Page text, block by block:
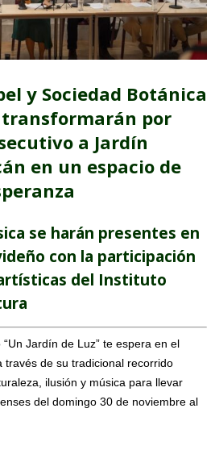
y Sociedad Botánica
transformarán por
a Jardín
en un espacio de
se harán presentes en
con la participación
del Instituto
Jardín de Luz” te espera en el
través de su tradicional recorrido
ilusión y música para llevar
del domingo 30 de noviembre al